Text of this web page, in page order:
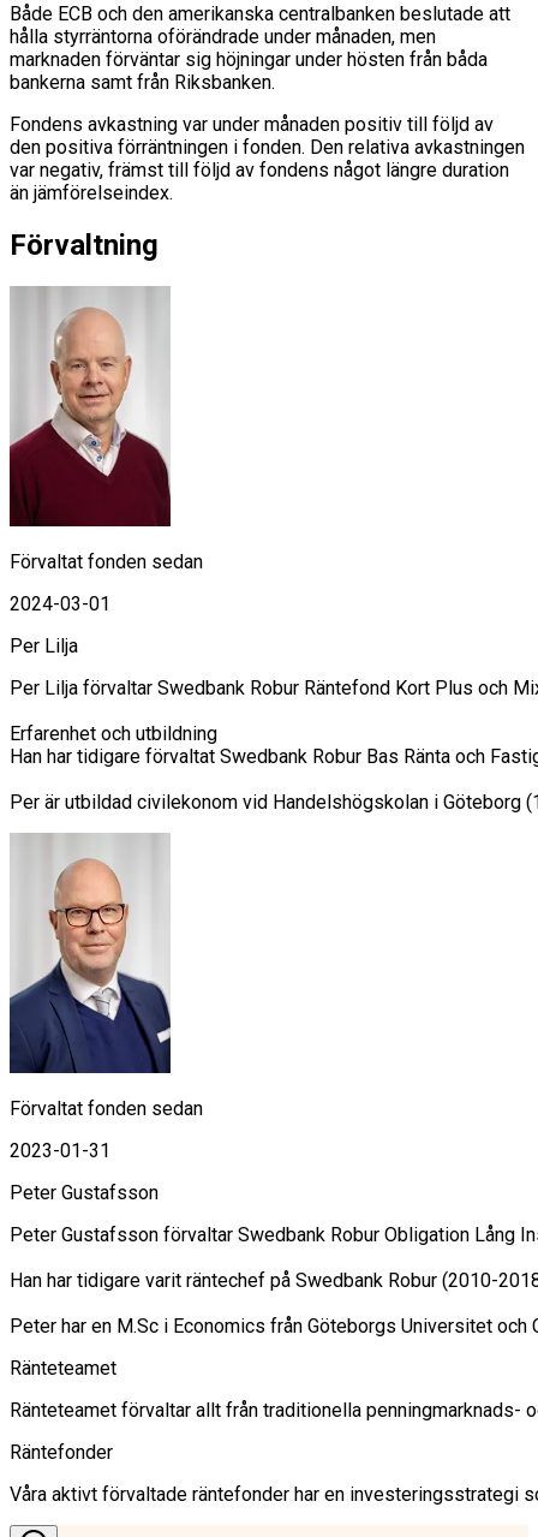
Både ECB och den amerikanska centralbanken beslutade att
hålla styrräntorna oförändrade under månaden, men
marknaden förväntar sig höjningar under hösten från båda
bankerna samt från Riksbanken.
Fondens avkastning var under månaden positiv till följd av
den positiva förräntningen i fonden. Den relativa avkastningen
var negativ, främst till följd av fondens något längre duration
än jämförelseindex.
Förvaltning
Förvaltat fonden sedan
2024-03-01
Per Lilja
Per Lilja förvaltar Swedbank Robur Räntefond Kort Plus och
Erfarenhet och utbildning
Han har tidigare förvaltat Swedbank Robur Bas Ränta och
Per är utbildad civilekonom vid Handelshögskolan i
Förvaltat fonden sedan
2023-01-31
Peter Gustafsson
Peter Gustafsson förvaltar Swedbank Robur Obligation Lång
Han har tidigare varit räntechef på Swedbank Robur (2010-
Peter har en M.Sc i Economics från Göteborgs Universitet och
Ränteteamet
Ränteteamet förvaltar allt från traditionella penningmarknads-
Räntefonder
Våra aktivt förvaltade räntefonder har en investeringsstrategi